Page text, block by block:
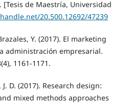
[Tesis de Maestría, Universidad
20.500.12692/47239
Y. (2017). El marketing
administración empresarial.
1161-1171.
D. (2017). Research design:
mixed methods approaches